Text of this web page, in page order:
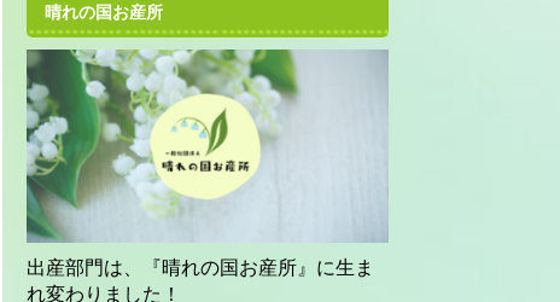
晴れの国お産所
出産部門は、『晴れの国お産所』に生ま
れ変わりました！